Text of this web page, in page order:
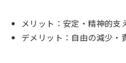
メリット：安定・精神的支
デメリット：自由の減少・